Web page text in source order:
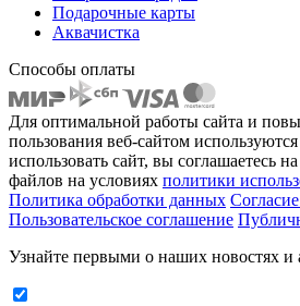
Подарочные карты
Аквачистка
Способы оплаты
Для оптимальной работы сайта и
пользования веб-сайтом
использовать сайт, вы соглашаетесь
файлов на условиях политики
Политика обработки данных
Пользовательское соглашение
Узнайте первыми о наших новостях и